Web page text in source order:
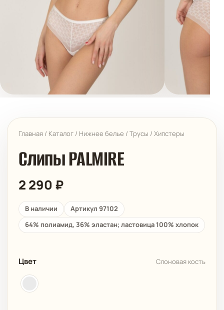
Главная / Каталог / Нижнее белье / Трусы / Хипстеры
Слипы PALMIRE
2 290 ₽
В наличии
Артикул 97102
64% полиамид, 36% эластан; ластовица 100% хлопок
Цвет Слоновая кость